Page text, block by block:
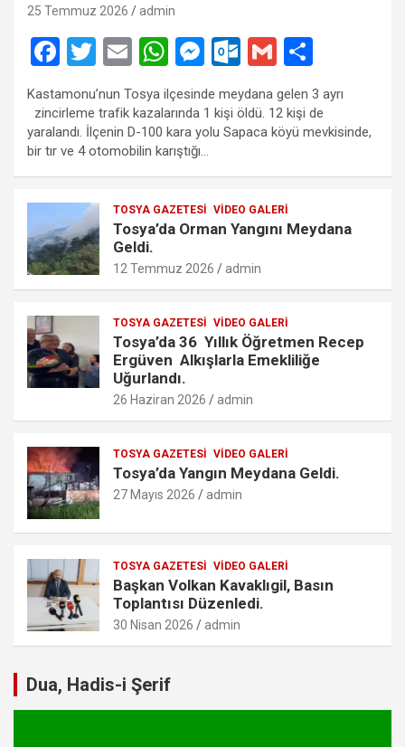
25 Temmuz 2026 admin
F
ce
b
o
o
k
T
wi
tt
er
E
ail
W
at
s
A
p
M
es
se
n
g
er
O
ut
lo
o
o
G
m
ail
h
ar
e
Kastamonu’nun Tosya ilçesinde meydana gelen 3 ayrı
zincirleme trafik kazalarında 1 kişi öldü. 12 kişi de
yaralandı. İlçenin D-100 kara yolu Sapaca köyü mevkisinde,
bir tır ve 4 otomobilin karıştığı…
TOSYA GAZETESI VIDEO GALERI
Tosya’da Orman Yangını Meydana
Geldi.
12 Temmuz 2026 admin
TOSYA GAZETESI VIDEO GALERI
Tosya’da 36 Yıllık Öğretmen Recep
Ergüven Alkışlarla Emekliliğe
Uğurlandı.
26 Haziran 2026 admin
TOSYA GAZETESI VIDEO GALERI
Tosya’da Yangın Meydana Geldi.
27 Mayıs 2026 admin
TOSYA GAZETESI VIDEO GALERI
Başkan Volkan Kavaklıgil, Basın
Toplantısı Düzenledi.
30 Nisan 2026 admin
Dua, Hadis-i Şerif